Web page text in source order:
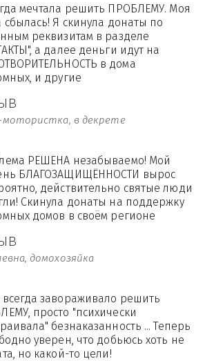
в декрете
мечтала решить ПРОБЛЕМУ. Моя
сбылась! Я скинула донаты по
реквизитам в разделе
а далее деньги идут на
в дома
и другие
домохозяйка
РЕШЕНА незабываемо! Мой
БЛАГОЗАЩИЩЁННОСТИ вырос
действительно святые люди
Скинула донаты на поддержку
домов в своём регионе
завораживало решить
просто "психически
безнаказанность ... Теперь
уверен, что добьюсь хоть не
но какой-то цели!